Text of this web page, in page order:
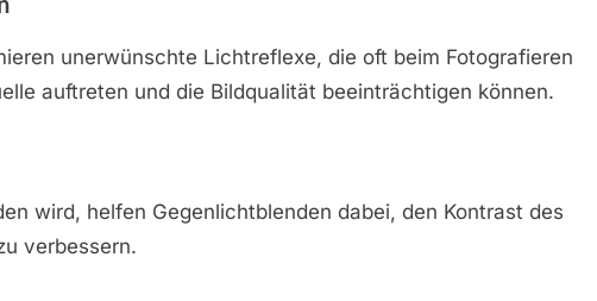
unerwünschte Lichtreflexe, die oft beim Fotografieren
auftreten und die Bildqualität beeinträchtigen können.
wird, helfen Gegenlichtblenden dabei, den Kontrast des
verbessern.